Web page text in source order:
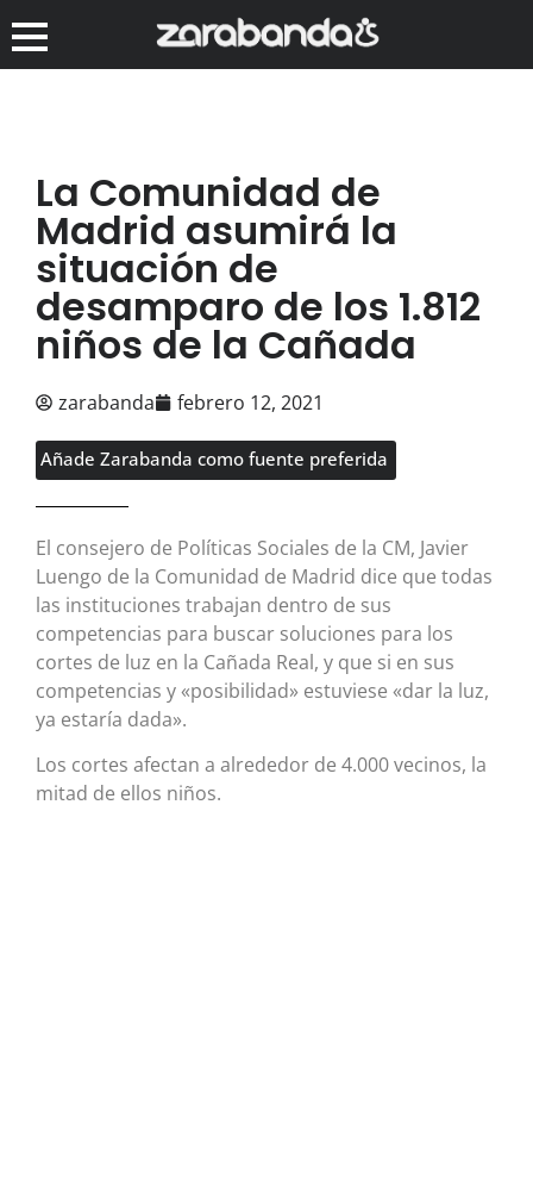
La Comunidad de
Madrid asumirá la
situación de
desamparo de los 1.812
niños de la Cañada
zarabanda febrero 12, 2021
Añade Zarabanda como fuente preferida
El consejero de Políticas Sociales de la CM, Javier
Luengo de la Comunidad de Madrid dice que todas
las instituciones trabajan dentro de sus
competencias para buscar soluciones para los
cortes de luz en la Cañada Real, y que si en sus
competencias y «posibilidad» estuviese «dar la luz,
ya estaría dada».
Los cortes afectan a alrededor de 4.000 vecinos, la
mitad de ellos niños.